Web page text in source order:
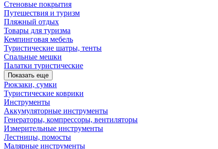
Стеновые покрытия
Путешествия и туризм
Пляжный отдых
Товары для туризма
Кемпинговая мебель
Туристические шатры, тенты
Спальные мешки
Палатки туристические
Показать еще
Рюкзаки, сумки
Туристические коврики
Инструменты
Аккумуляторные инструменты
Генераторы, компрессоры, вентиляторы
Измерительные инструменты
Лестницы, помосты
Малярные инструменты